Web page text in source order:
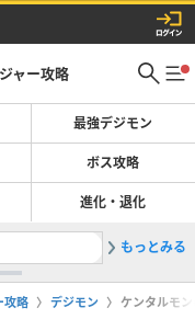
ャー攻略
最強デジモン
ボス攻略
進化・退化
2ストー
もっとみる
攻略 デジモン ケンタルモ